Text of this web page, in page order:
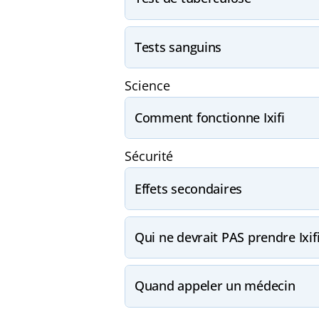
Tests sanguins
Science
Comment fonctionne Ixifi
Sécurité
Effets secondaires
Qui ne devrait PAS prendre
Quand appeler un médecin